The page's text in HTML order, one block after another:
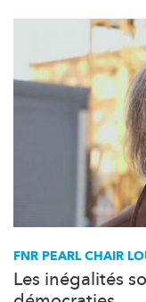
FNR PEARL CHAIR
Les inégalités